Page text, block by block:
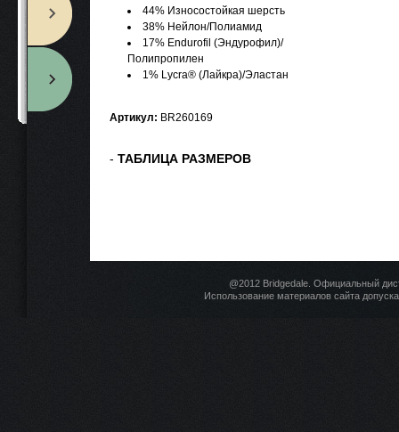
44% Износостойкая шерсть
38% Нейлон/Полиамид
17% Endurofil (Эндурофил)/
Полипропилен
1% Lycra® (Лайкра)/Эластан
Артикул: BR260169
- ТАБЛИЦА РАЗМЕРОВ
@2012 Bridgedale. Официальный
Использование материалов сайта